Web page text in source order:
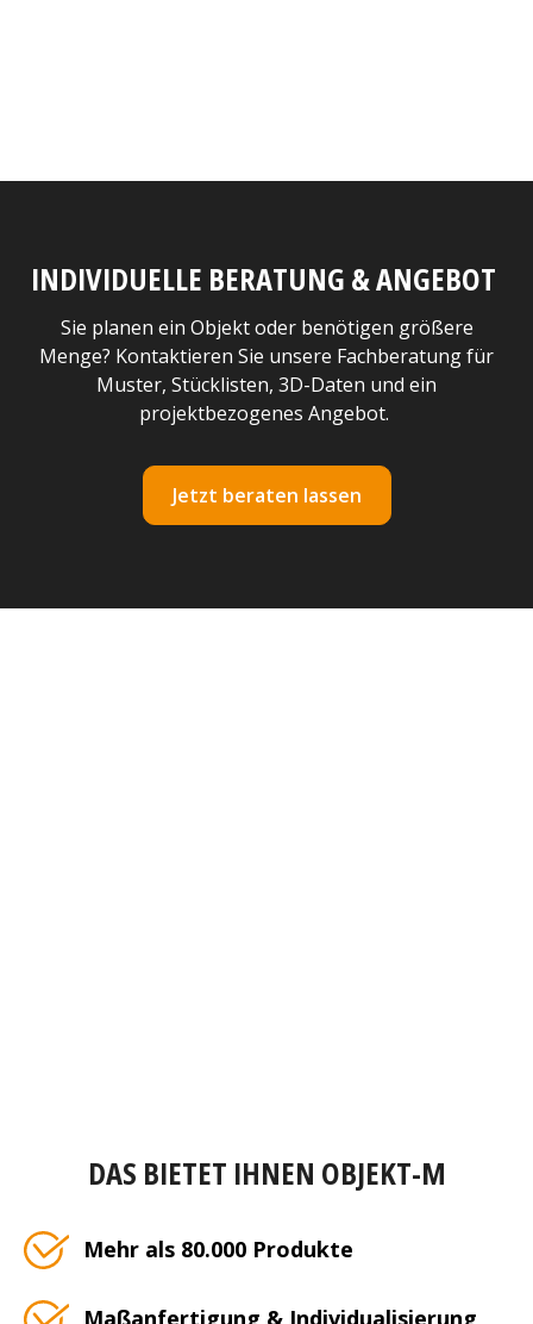
INDIVIDUELLE BERATUNG & ANGEBOT
Sie planen ein Objekt oder benötigen größere
Menge? Kontaktieren Sie unsere Fachberatung für
Muster, Stücklisten, 3D-Daten und ein
projektbezogenes Angebot.
Jetzt beraten lassen
DAS BIETET IHNEN OBJEKT-M
Mehr als 80.000 Produkte